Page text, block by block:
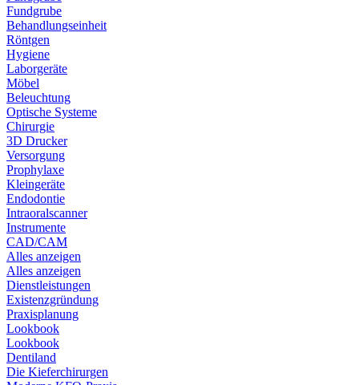
Fundgrube
Behandlungseinheit
Röntgen
Hygiene
Laborgeräte
Möbel
Beleuchtung
Optische Systeme
Chirurgie
3D Drucker
Versorgung
Prophylaxe
Kleingeräte
Endodontie
Intraoralscanner
Instrumente
CAD/CAM
Alles anzeigen
Alles anzeigen
Dienstleistungen
Existenzgründung
Praxisplanung
Lookbook
Lookbook
Dentiland
Die Kieferchirurgen